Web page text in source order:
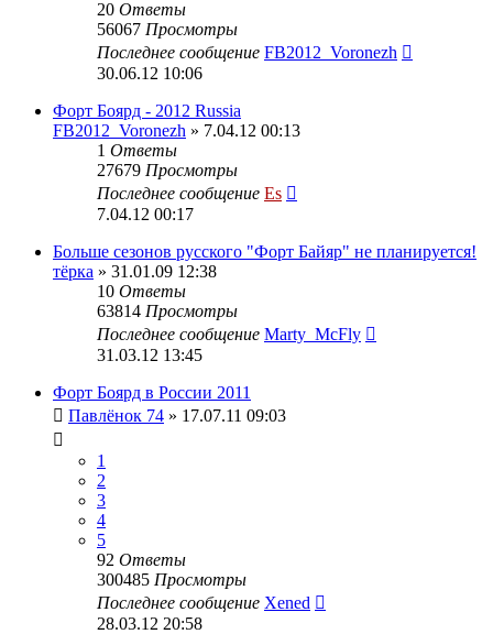
20 Ответы
56067 Просмотры
Последнее сообщение FB2012_Voronezh
30.06.12 10:06
Форт Боярд - 2012 Russia
FB2012_Voronezh » 7.04.12 00:13
1 Ответы
27679 Просмотры
Последнее сообщение Es
7.04.12 00:17
Больше сезонов русского "Форт Байяр" не планируется!
тёрка » 31.01.09 12:38
10 Ответы
63814 Просмотры
Последнее сообщение Marty_McFly
31.03.12 13:45
Форт Боярд в России 2011
Павлёнок 74 » 17.07.11 09:03
1
2
3
4
5
92 Ответы
300485 Просмотры
Последнее сообщение Xened
28.03.12 20:58